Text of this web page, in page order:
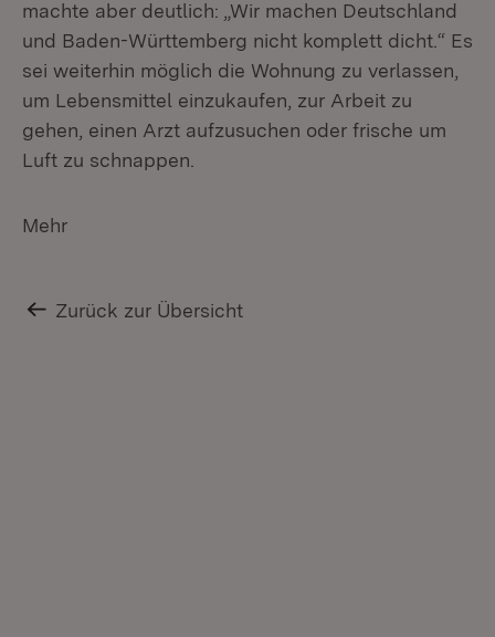
machte aber deutlich: „Wir machen Deutschland
und Baden-Württemberg nicht komplett dicht.“ Es
sei weiterhin möglich die Wohnung zu verlassen,
um Lebensmittel einzukaufen, zur Arbeit zu
gehen, einen Arzt aufzusuchen oder frische um
Luft zu schnappen.
Mehr
Zurück zur Übersicht